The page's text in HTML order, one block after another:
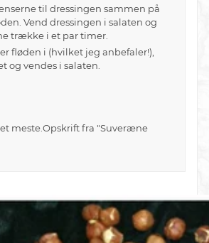
til dressingen sammen på
Vend dressingen i salaten og
trække i et par timer.
fløden i (hvilket jeg anbefaler!),
og vendes i salaten.
meste.Opskrift fra "Suveræne